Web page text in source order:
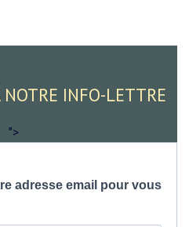
NOTRE INFO-LETTRE
">
adresse email pour vous